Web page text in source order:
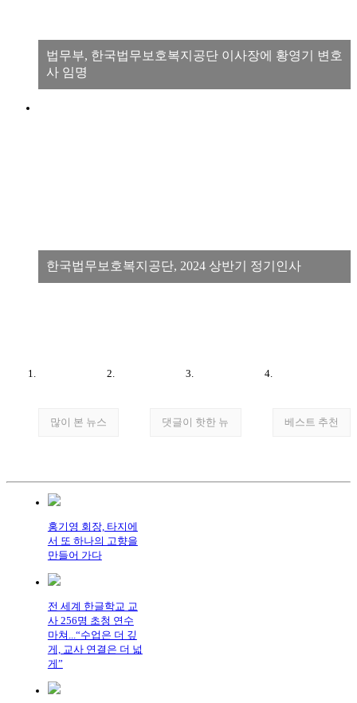
법무부, 한국법무보호복지공단 이사장에 황영기 변호
사 임명
한국법무보호복지공단, 2024 상반기 정기인사
많이 본 뉴스 댓글이 핫한 뉴 베스트 추천
홍기영 회장, 타지에
서 또 하나의 고향을
만들어 가다
전 세계 한글학교 교
사 256명 초청 연수
마쳐...“수업은 더 깊
게, 교사 연결은 더 넓
게”